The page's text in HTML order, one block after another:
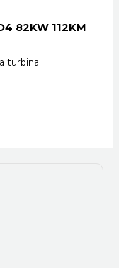
82KW 112KM
turbina